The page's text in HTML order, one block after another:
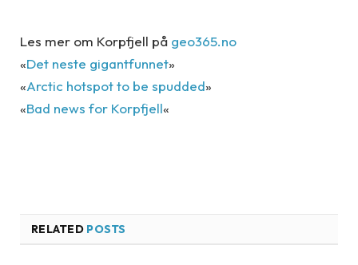
Les mer om Korpfjell på geo365.no
«Det neste gigantfunnet»
«Arctic hotspot to be spudded»
«Bad news for Korpfjell«
RELATED POSTS